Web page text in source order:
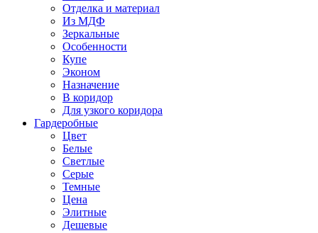
Отделка и материал
Из МДФ
Зеркальные
Особенности
Купе
Эконом
Назначение
В коридор
Для узкого коридора
Гардеробные
Цвет
Белые
Светлые
Серые
Темные
Цена
Элитные
Дешевые